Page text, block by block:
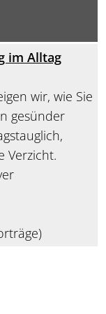
im Alltag
wir, wie Sie
gesünder
Verzicht.